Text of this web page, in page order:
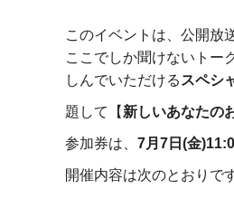
このイベントは、公開放
ここでしか聞けないトー
しんでいただける スペシ
題して【 新しいあなたの
参加券は、 7月7日(金
開催内容は次のとおりで